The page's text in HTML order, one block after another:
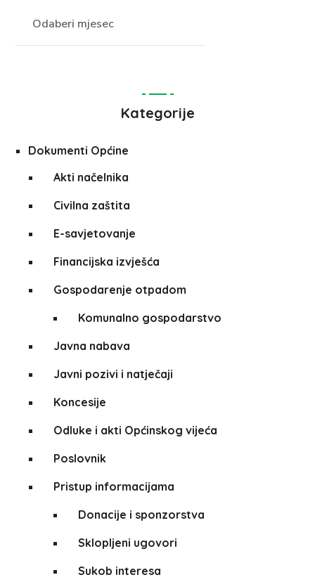
Kategorije
Dokumenti Općine
Akti načelnika
Civilna zaštita
E-savjetovanje
Financijska izvješća
Gospodarenje otpadom
Komunalno gospodarstvo
Javna nabava
Javni pozivi i natječaji
Koncesije
Odluke i akti Općinskog vijeća
Poslovnik
Pristup informacijama
Donacije i sponzorstva
Sklopljeni ugovori
Sukob interesa